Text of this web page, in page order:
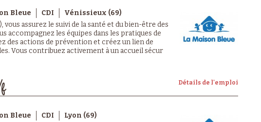
Bleue CDI
Vénissieux (69)
assurez le suivi de la santé et du bien-être des
accompagnez les équipes dans les pratiques de
des actions de prévention et créez un lien de
Vous contribuez activement à un accueil sécur
Détails de l'emploi
Bleue CDI
Lyon (69)